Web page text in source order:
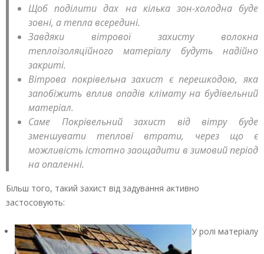
Щоб поділити дах на кілька зон-холодна буде
зовні, а тепла всередині.
Завдяки вітрової захисту волокна
теплоізоляційного матеріалу будуть надійно
закриті.
Вітрова покрівельна захист є перешкодою, яка
запобіжить вплив опадів клімату на будівельний
матеріал.
Саме Покрівельний захист від вітру буде
зменшувати теплові втрати, через що є
можливість істотно заощадити в зимовий період
на опаленні.
Більш того, такий захист від задування активно
застосовують:
У ролі матеріалу